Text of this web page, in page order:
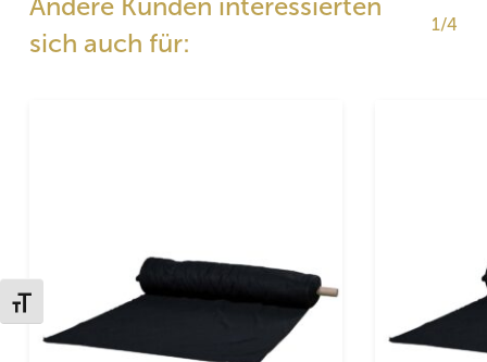
Schrift vergrößern
Andere Kunden interessierten
sich auch für:
1/4